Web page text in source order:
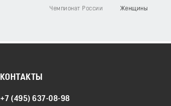
Чемпионат России Женщины
КОНТАКТЫ
+7 (495) 637-08-98